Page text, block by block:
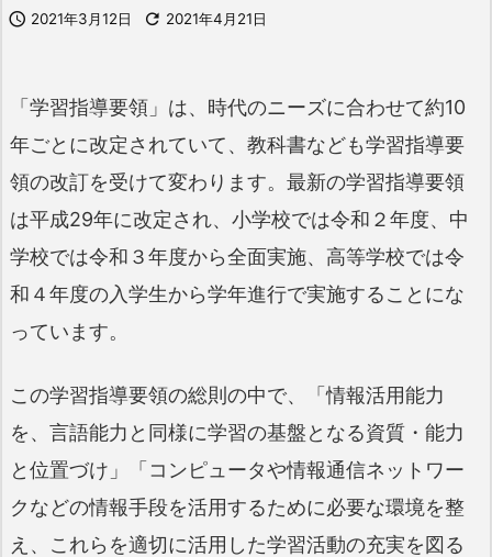
 2021年3月12日  2021年4月21日
「学習指導要領」は、時代のニーズに合わせて約10
年ごとに改定されていて、教科書なども学習指導要
領の改訂を受けて変わります。最新の学習指導要領
は平成29年に改定され、小学校では令和２年度、中
学校では令和３年度から全面実施、高等学校では令
和４年度の入学生から学年進行で実施することにな
っています。
この学習指導要領の総則の中で、「情報活用能力
を、言語能力と同様に学習の基盤となる資質・能力
と位置づけ」「コンピュータや情報通信ネットワー
クなどの情報手段を活用するために必要な環境を整
え、これらを適切に活用した学習活動の充実を図る